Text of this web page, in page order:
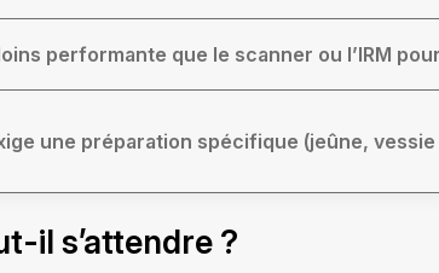
performante que le scanner ou l’IRM
une préparation spécifique (jeûne,
il s’attendre ?